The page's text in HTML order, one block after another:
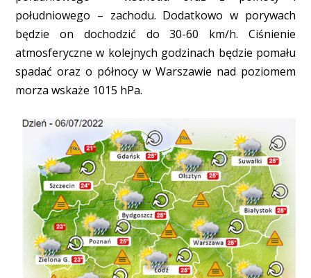
południowego – zachodu. Dodatkowo w porywach
będzie on dochodzić do 30-60 km/h. Ciśnienie
atmosferyczne w kolejnych godzinach będzie pomału
spadać oraz o północy w Warszawie nad poziomem
morza wskaże 1015 hPa.